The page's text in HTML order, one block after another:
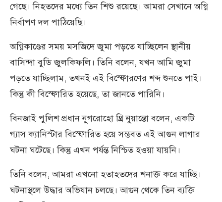
গেছে। নিহতদের মধ্যে তিন শিশু রয়েছে। আমরা সেখানে অগ্নি
নির্বাপণ দল পাঠিয়েছি।
অগ্নিকাণ্ডের সময় মসজিদে জুমা পড়তে যাচ্ছিলেন স্থানীয়
বাসিন্দা বুডি জুলকিফলি। তিনি বলেন, যখন আমি জুমা
পড়তে যাচ্ছিলাম, তখনই এই বিস্ফোরণের শব্দ শুনতে পাই।
কিন্তু কী বিস্ফোরিত হয়েছে, তা জানতে পারিনি।
বিনজাই পুলিশ প্রধান নুগরোহো থ্রি নুয়ান্তো বলেন, একটি
গ্যাস ক্যানিস্টার বিস্ফোরিত হয়ে সম্ভবত এই আগুন লাগার
ঘটনা ঘটেছে। কিন্তু এখন পর্যন্ত নিশ্চিত হওয়া যায়নি।
তিনি বলেন, আমরা এখনো হতাহতদের শনাক্ত করে যাচ্ছি।
ঘটনাস্থলে উদ্ধার অভিযান চলছে। আগুন থেকে তিন ব্যক্তি